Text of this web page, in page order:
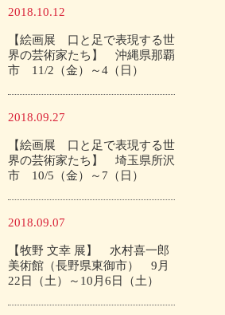
2018.10.12
【絵画展 口と足で表現する世
界の芸術家たち】 沖縄県那覇
市 11/2（金）～4（日）
2018.09.27
【絵画展 口と足で表現する世
界の芸術家たち】 埼玉県所沢
市 10/5（金）～7（日）
2018.09.07
【牧野 文幸 展】 水村喜一郎
美術館（長野県東御市） 9月
22日（土）～10月6日（土）